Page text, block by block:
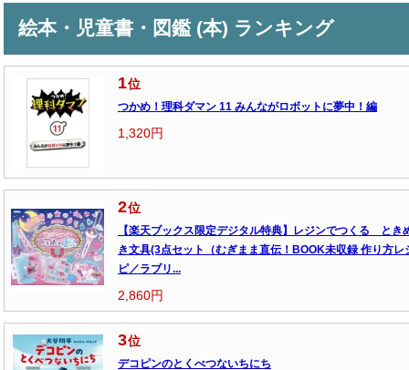
絵本・児童書・図鑑 (本) ランキング
1位
つかめ！理科ダマン 11 みんながロボットに夢中！編
1,320円
2位
【楽天ブックス限定デジタル特典】レジンでつくる とき
き文具(3点セット（むぎまま直伝！BOOK未収録 作り方レ
ピ／ラブリ...
2,860円
3位
デコピンのとくべつないちにち